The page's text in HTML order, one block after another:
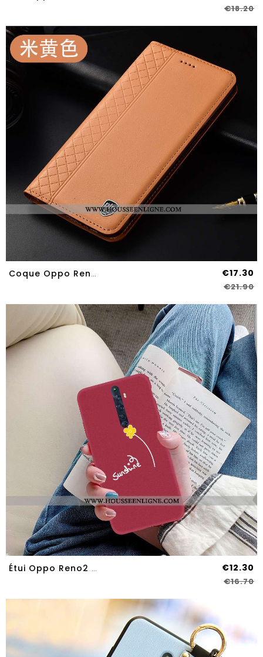
€18.20
Coque Oppo Reno2 Z Protection Cuir Véritable Incassable Téléphone Portable Étui Tout Compris Khaki €17.30
€21.90
Étui Oppo Reno2 Z Fluide Doux Silicone Petit Tout Compris Délavé En Daim Protection Rouge €12.30
€16.70